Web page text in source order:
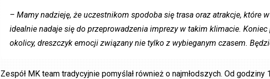
– Mamy nadzieję, że uczestnikom spodoba się trasa oraz atrakcje, które
idealnie nadaje się do przeprowadzenia imprezy w takim klimacie.
okolicy, dreszczyk emocji związany nie tylko z wybieganym czasem.
Zespół MK team tradycyjnie pomyślał również o najmłodszych. Od